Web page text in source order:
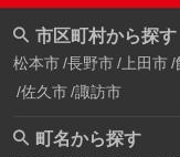
市区町村から探す
松本市 長野市 上田市
佐久市 諏訪市
町名から探す